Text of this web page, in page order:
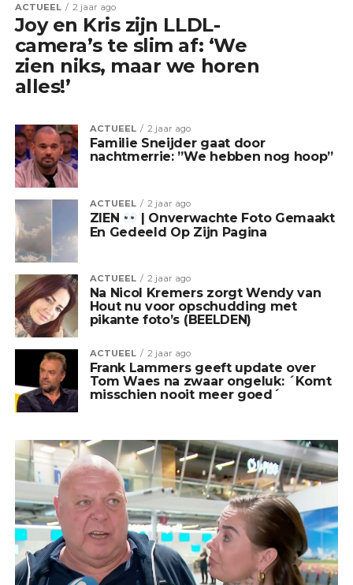
ACTUEEL 2 jaar ago
Joy en Kris zijn LLDL-
camera’s te slim af: ‘We
zien niks, maar we horen
alles!’
ACTUEEL 2 jaar ago
Familie Sneijder gaat door
nachtmerrie: ”We hebben nog hoop”
ACTUEEL 2 jaar ago
ZIEN
| Onverwachte Foto Gemaakt
En Gedeeld Op Zijn Pagina
ACTUEEL 2 jaar ago
Na Nicol Kremers zorgt Wendy van
Hout nu voor opschudding met
pikante foto’s (BEELDEN)
ACTUEEL 2 jaar ago
Frank Lammers geeft update over
Tom Waes na zwaar ongeluk: ´Komt
misschien nooit meer goed´